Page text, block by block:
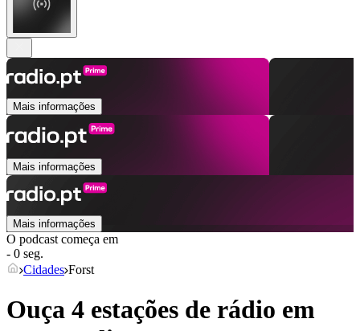
Mais informações
Mais informações
Mais informações
O podcast começa em
- 0 seg.
Cidades Forst
Ouça 4 estações de rádio em